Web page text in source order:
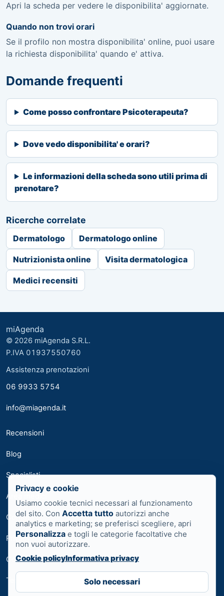
Apri la scheda per vedere le disponibilita' aggiornate.
Quando non trovi orari
Se il profilo non mostra disponibilita' online, puoi usare
la richiesta disponibilita' quando e' attiva.
Domande frequenti
Come posso confrontare Psicoterapeuta?
Dove vedo disponibilita' e orari?
Le informazioni della scheda sono utili prima di
prenotare?
Ricerche correlate
Dermatologo Dermatologo online
Nutrizionista online Visita dermatologica
Medici recensiti
miAgenda
© 2026 miAgenda S.R.L.
P.IVA 01937550760
Assistenza prenotazioni
06 9933 5754
info@miagenda.it
Recensioni
Blog
Specialisti
Area medici
Contatti
Privacy
Cookie
Termini
Privacy e cookie
Usiamo cookie tecnici necessari al funzionamento
del sito. Con Accetta tutto autorizzi anche
analytics e marketing; se preferisci scegliere, apri
Personalizza e togli le categorie facoltative che
non vuoi autorizzare.
Cookie policyInformativa privacy
Solo necessari